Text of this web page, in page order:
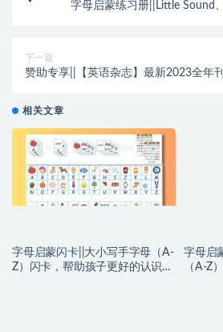
字母启蒙练习册||Little Sound
下一篇
赞助专享||【英语杂志】最新2023全年刊
相关文章
字母启蒙闪卡||大小写手字母（A-
Z）闪卡，帮助孩子更好的认识字
字母启
（A-Z